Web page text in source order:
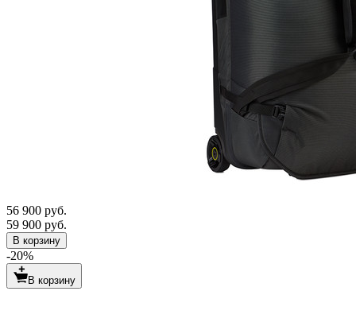
56 900 руб.
59 900 руб.
В корзину
-20%
В корзину